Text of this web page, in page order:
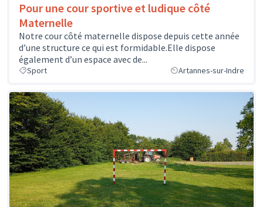
Pour une cour sportive et ludique côté
Maternelle
Notre cour côté maternelle dispose depuis cette année
d’une structure ce qui est formidable.Elle dispose
également d’un espace avec de...
Sport Artannes-sur-Indre